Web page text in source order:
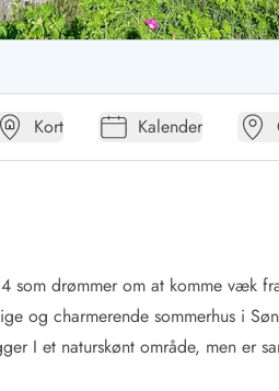
Fordele hos os
Kort Kalender
som drømmer om at komme væk
og charmerende sommerhus i
I et naturskønt område, men er